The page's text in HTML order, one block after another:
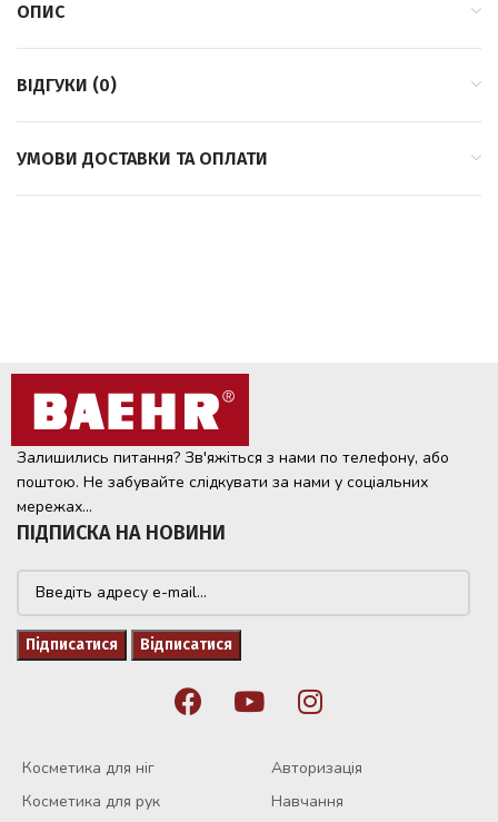
ОПИС
ВІДГУКИ (0)
УМОВИ ДОСТАВКИ ТА ОПЛАТИ
Залишились питання? Зв'яжіться з нами по телефону, або
поштою. Не забувайте слідкувати за нами у соціальних
мережах...
ПІДПИСКА НА НОВИНИ
Косметика для ніг
Косметика для рук
Авторизація
Навчання